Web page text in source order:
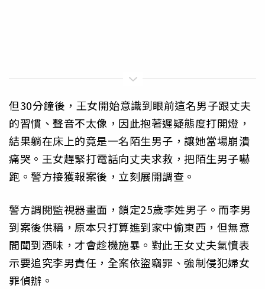
但30分鐘後，王女開始意識到眼前這名男子跟丈夫
的習慣、聲音不太像，因此抱著遲疑態度打開燈，
結果躺在床上的竟是一名陌生男子，讓她當場崩潰
痛哭。王女趕緊打電話向丈夫求救，把陌生男子嚇
跑。警方接獲報案後，立刻展開調查。
警方調閱監視器畫面，鎖定25歲李姓男子。而李男
到案後供稱，原本只打算進到家中偷東西，但無意
間聞到酒味，才會趁機施暴。對此王女丈夫氣憤表
示要追究李男責任，全案依盜竊罪、強制侵犯婦女
罪偵辦。